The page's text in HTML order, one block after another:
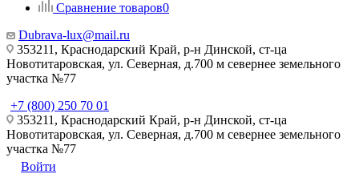
Сравнение товаров0
Dubrava-lux@mail.ru
353211, Краснодарский Край, р-н Динской, ст-ца
Новотитаровская, ул. Северная, д.700 м севернее земельного
участка №77
+7 (800) 250 70 01
353211, Краснодарский Край, р-н Динской, ст-ца
Новотитаровская, ул. Северная, д.700 м севернее земельного
участка №77
Войти